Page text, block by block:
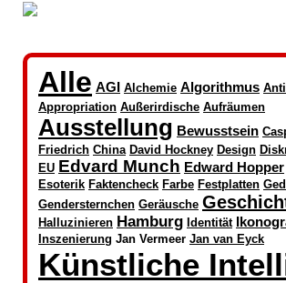
Alle AGI Alchemie Algorithmus
Appropriation Außerirdische Aufräumen
Ausstellung Bewusstsein
Friedrich China David Hockney Design
EU Edvard Munch Edward Hopper
Esoterik Faktencheck Farbe Festplatten
Gendersternchen Geräusche
Halluzinieren Hamburg Identität
Inszenierung Jan Vermeer Jan van Eyck
Künstliche